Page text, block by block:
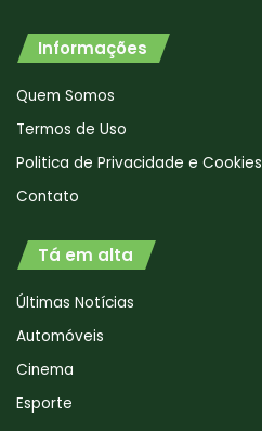
Informações
Quem Somos
Termos de Uso
Politica de Privacidade e Cookies
Contato
Tá em alta
Últimas Notícias
Automóveis
Cinema
Esporte